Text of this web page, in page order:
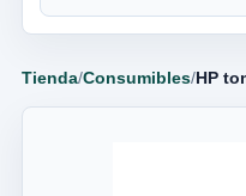
Tienda/Consumibles/HP